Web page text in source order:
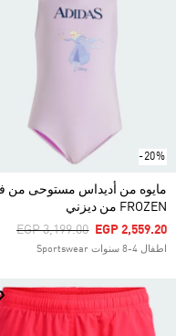
-20%
مايوه من أديداس مستوحى من
FROZEN من ديزني
Price Reduced From
EGP 3,199.00ToEGP 2,559.20
اطفال 4-8 سنوات Sportswear